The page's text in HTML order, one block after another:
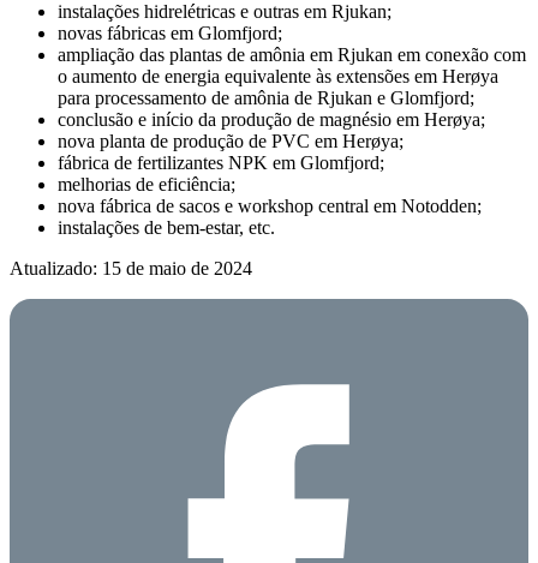
instalações hidrelétricas e outras em Rjukan;
novas fábricas em Glomfjord;
ampliação das plantas de amônia em Rjukan em conexão com
o aumento de energia equivalente às extensões em Herøya
para processamento de amônia de Rjukan e Glomfjord;
conclusão e início da produção de magnésio em Herøya;
nova planta de produção de PVC em Herøya;
fábrica de fertilizantes NPK em Glomfjord;
melhorias de eficiência;
nova fábrica de sacos e workshop central em Notodden;
instalações de bem-estar, etc.
Atualizado: 15 de maio de 2024